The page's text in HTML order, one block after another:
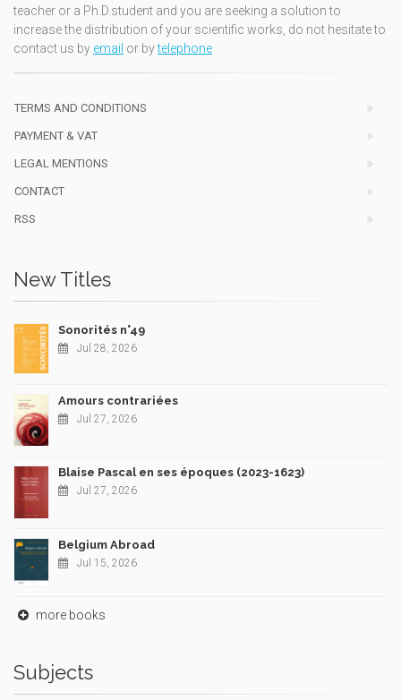
teacher or a Ph.D.student and you are seeking a solution to
increase the distribution of your scientific works, do not hesitate to
contact us by email or bytelephone
TERMS AND CONDITIONS
PAYMENT & VAT
LEGAL MENTIONS
CONTACT
RSS
New Titles
Sonorités n°49
Jul 28, 2026
Amours contrariées
Jul 27, 2026
Blaise Pascal en ses époques (2023-1623)
Jul 27, 2026
Belgium Abroad
Jul 15, 2026
more books
Subjects